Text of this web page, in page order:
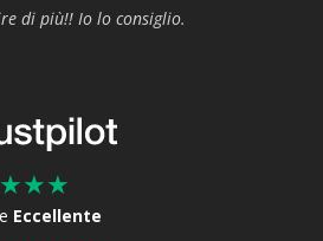
di più!! Io lo consiglio.
★★★
Eccellente